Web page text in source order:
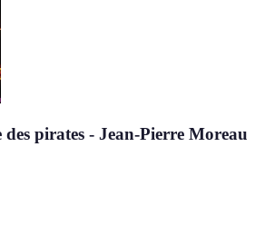
pirates - Jean-Pierre Moreau